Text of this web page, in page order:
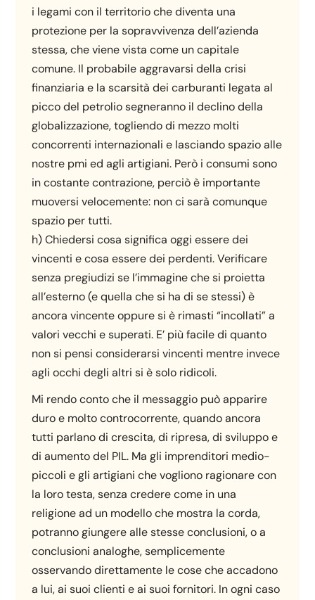
i legami con il territorio che diventa una
protezione per la sopravvivenza dell’azienda
stessa, che viene vista come un capitale
comune. Il probabile aggravarsi della crisi
finanziaria e la scarsità dei carburanti legata al
picco del petrolio segneranno il declino della
globalizzazione, togliendo di mezzo molti
concorrenti internazionali e lasciando spazio alle
nostre pmi ed agli artigiani. Però i consumi sono
in costante contrazione, perciò è importante
muoversi velocemente: non ci sarà comunque
spazio per tutti.
h) Chiedersi cosa significa oggi essere dei
vincenti e cosa essere dei perdenti. Verificare
senza pregiudizi se l’immagine che si proietta
all’esterno (e quella che si ha di se stessi) è
ancora vincente oppure si è rimasti “incollati” a
valori vecchi e superati. E’ più facile di quanto
non si pensi considerarsi vincenti mentre invece
agli occhi degli altri si è solo ridicoli.
Mi rendo conto che il messaggio può apparire
duro e molto controcorrente, quando ancora
tutti parlano di crescita, di ripresa, di sviluppo e
di aumento del PIL. Ma gli imprenditori medio-
piccoli e gli artigiani che vogliono ragionare con
la loro testa, senza credere come in una
religione ad un modello che mostra la corda,
potranno giungere alle stesse conclusioni, o a
conclusioni analoghe, semplicemente
osservando direttamente le cose che accadono
a lui, ai suoi clienti e ai suoi fornitori. In ogni caso